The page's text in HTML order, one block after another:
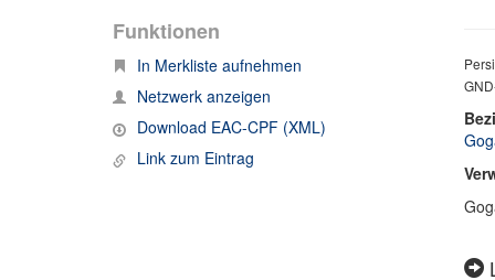
Funktionen
In Merkliste aufnehmen
Netzwerk anzeigen
Download EAC-CPF (XML)
Link zum Eintrag